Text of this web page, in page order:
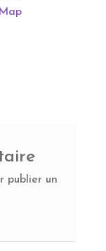
publier un